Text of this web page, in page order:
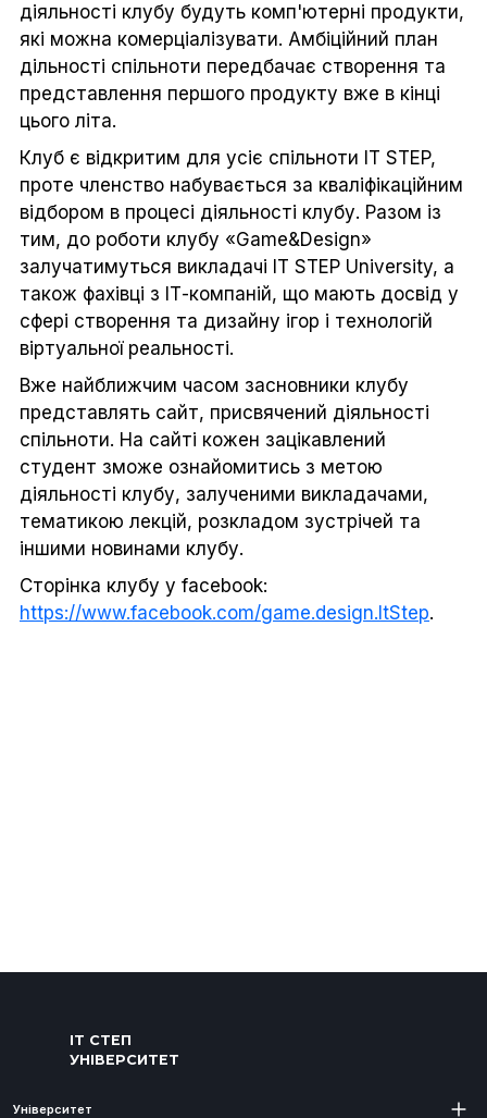
діяльності клубу будуть комп'ютерні продукти,
які можна комерціалізувати. Амбіційний план
дільності спільноти передбачає створення та
представлення першого продукту вже в кінці
цього літа.
Клуб є відкритим для усіє спільноти IT STEP,
проте членство набувається за кваліфікаційним
відбором в процесі діяльності клубу. Разом із
тим, до роботи клубу «Game&Design»
залучатимуться викладачі IT STEP University, а
також фахівці з ІТ-компаній, що мають досвід у
сфері створення та дизайну ігор і технологій
віртуальної реальності.
Вже найближчим часом засновники клубу
представлять сайт, присвячений діяльності
спільноти. На сайті кожен зацікавлений
студент зможе ознайомитись з метою
діяльності клубу, залученими викладачами,
тематикою лекцій, розкладом зустрічей та
іншими новинами клубу.
Сторінка клубу у facebook:
https://www.facebook.com/game.design.ItStep.
ІТ СТЕП
УНІВЕРСИТЕТ
Університет